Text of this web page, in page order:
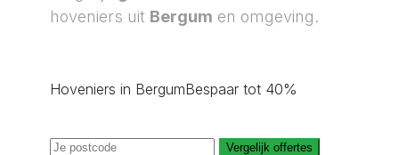
hoveniers uit Bergum en omgeving.
Hoveniers in BergumBespaar tot 40%
Vergelijk offertes